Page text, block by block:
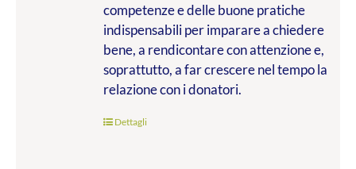
competenze e delle buone pratiche
indispensabili per imparare a chiedere
bene, a rendicontare con attenzione e,
soprattutto, a far crescere nel tempo la
relazione con i donatori.
Dettagli